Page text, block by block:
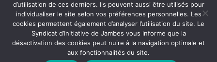
d’utilisation de ces derniers. Ils peuvent aussi être utilisés pour
individualiser le site selon vos préférences personnelles. Les
cookies permettent également d’analyser l’utilisation du site. Le
Syndicat d’Initiative de Jambes vous informe que la
désactivation des cookies peut nuire à la navigation optimale et
aux fonctionnalités du site.